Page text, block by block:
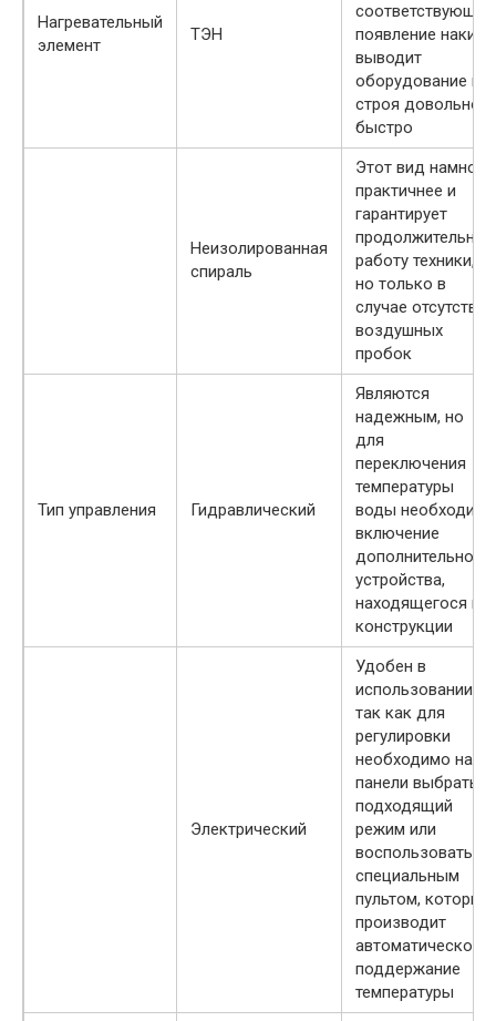
Нагревательный
элемент
ТЭН
соответствующее
появление накипи
выводит
оборудование из
строя довольно
быстро
Неизолированная
спираль
Этот вид намного
практичнее и
гарантирует
продолжительную
работу техники,
но только в
случае отсутствия
воздушных
пробок
Тип управления Гидравлический
Являются
надежным, но
для
переключения
температуры
воды необходимо
включение
дополнительного
устройства,
находящегося в
конструкции
Электрический
Удобен в
использовании,
так как для
регулировки
необходимо на
панели выбрать
подходящий
режим или
воспользоваться
специальным
пультом, который
производит
автоматическое
поддержание
температуры